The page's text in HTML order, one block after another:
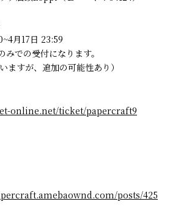
月17日 23:59
での受付になります。
ますが、追加の可能性あり）
online.net/ticket/papercraft9
posts/425